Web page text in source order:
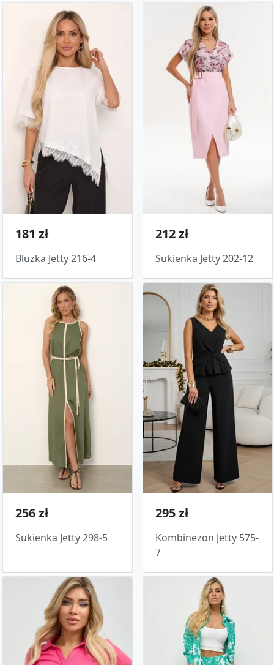
181 zł
Bluzka Jetty 216-4
212 zł
Sukienka Jetty 202-12
256 zł
Sukienka Jetty 298-5
295 zł
Kombinezon Jetty 575-
7